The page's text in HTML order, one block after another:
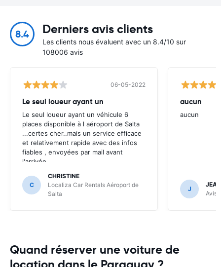
8.4 Derniers avis clients
Les clients nous évaluent avec un 8.4/10 sur
108006 avis
06-05-2022
Le seul loueur ayant un
Le seul loueur ayant un véhicule 6
places disponible à l aéroport de Salta
...certes cher..mais un service efficace
et relativement rapide avec des infos
fiables , envoyées par mail avant
l'arrivée .
C
CHRISTINE
Localiza Car Rentals Aéroport de
Salta
aucun
aucun
J
Avis
Quand réserver une voiture de